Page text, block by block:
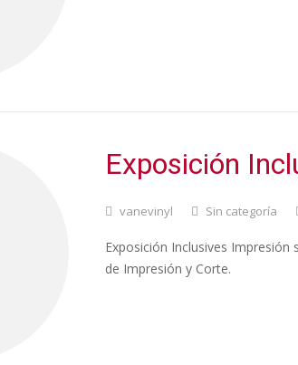
Exposición
vanevinyl Sin categoría
Exposición Inclusives Impresión
de Impresión y Corte.